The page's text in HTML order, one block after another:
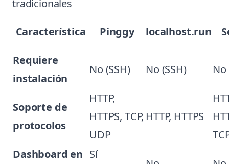
tradicionales
Característica Pinggy localhost.run
Requiere
instalación
No (SSH) No (SSH) No
Soporte de
protocolos
HTTP,
HTTPS, TCP,
UDP
HTTP, HTTPS
Dashboard en Sí